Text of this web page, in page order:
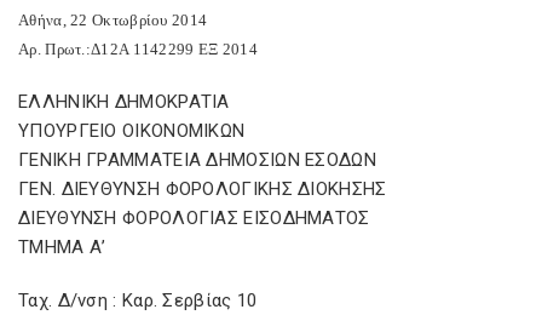
Αθήνα, 22 Οκτωβρίου 2014
Αρ. Πρωτ.:Δ12Α 1142299 ΕΞ 2014
ΕΛΛΗΝΙΚΗ ΔΗΜΟΚΡΑΤΙΑ
ΥΠΟΥΡΓΕΙΟ ΟΙΚΟΝΟΜΙΚΩΝ
ΓΕΝΙΚΗ ΓΡΑΜΜΑΤΕΙΑ ΔΗΜΟΣΙΩΝ ΕΣΟΔΩΝ
ΓΕΝ. ΔΙΕΥΘΥΝΣΗ ΦΟΡΟΛΟΓΙΚΗΣ ΔΙΟΚΗΣΗΣ
ΔΙΕΥΘΥΝΣΗ ΦΟΡΟΛΟΓΙΑΣ ΕΙΣΟΔΗΜΑΤΟΣ
ΤΜΗΜΑ Α’
Ταχ. Δ/νση : Καρ. Σερβίας 10